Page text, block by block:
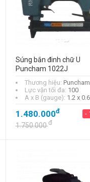
Súng bắn đinh chữ U
Puncham 1022J
Thương hiệu: Puncham
Lực vặn tối đa: 100
A x B (gauge): 1.2 x
1.480.000đ -
1.750.000đ